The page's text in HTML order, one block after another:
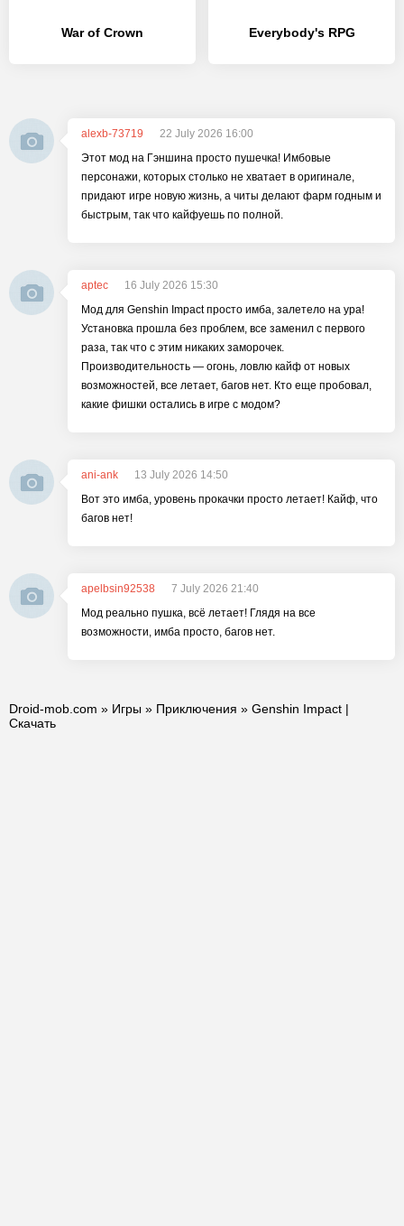
War of Crown Everybody's RPG
alexb-73719
22 July 2026 16:00
Этот мод на Гэншина просто пушечка! Имбовые
персонажи, которых столько не хватает в оригинале,
придают игре новую жизнь, а читы делают фарм годным и
быстрым, так что кайфуешь по полной.
aptec
16 July 2026 15:30
Мод для Genshin Impact просто имба, залетело на ура!
Установка прошла без проблем, все заменил с первого
раза, так что с этим никаких заморочек.
Производительность — огонь, ловлю кайф от новых
возможностей, все летает, багов нет. Кто еще пробовал,
какие фишки остались в игре с модом?
ani-ank
13 July 2026 14:50
Вот это имба, уровень прокачки просто летает! Кайф, что
багов нет!
apelbsin92538
7 July 2026 21:40
Мод реально пушка, всё летает! Глядя на все
возможности, имба просто, багов нет.
Droid-mob.com » Игры » Приключения » Genshin Impact |
Скачать